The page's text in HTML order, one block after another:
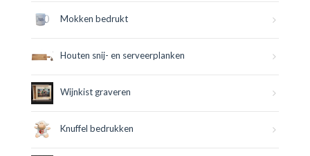
Mokken bedrukt
Houten snij- en serveerplanken
Wijnkist graveren
Knuffel bedrukken